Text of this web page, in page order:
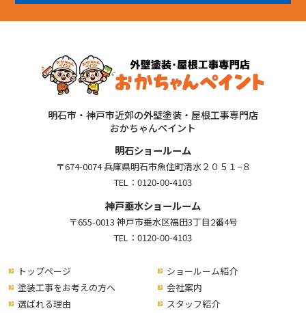
明石市・神戸市近郊の外壁塗装・屋根工事専門店
おかちゃんペイント
明石ショールーム
〒674-0074 兵庫県明石市魚住町清水２０５１−８
TEL： 0120-00-4103
神戸垂水ショールーム
〒655-0013 神戸市垂水区福田3丁目2番4号
TEL： 0120-00-4103
トップページ
塗装工事をお考えの方へ
選ばれる理由
ショールーム紹介
会社案内
スタッフ紹介